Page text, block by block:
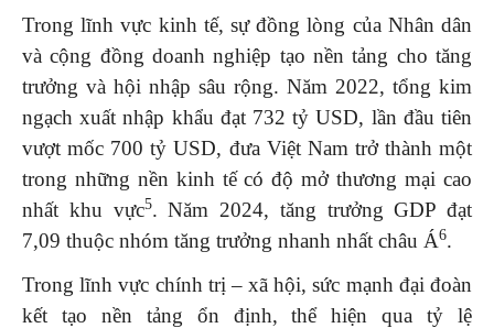
Trong lĩnh vực kinh tế, sự đồng lòng của Nhân dân
và cộng đồng doanh nghiệp tạo nền tảng cho tăng
trưởng và hội nhập sâu rộng. Năm 2022, tổng kim
ngạch xuất nhập khẩu đạt 732 tỷ USD, lần đầu tiên
vượt mốc 700 tỷ USD, đưa Việt Nam trở thành một
trong những nền kinh tế có độ mở thương mại cao
nhất khu vực5. Năm 2024, tăng trưởng GDP đạt
7,09 thuộc nhóm tăng trưởng nhanh nhất châu Á6.
Trong lĩnh vực chính trị – xã hội, sức mạnh đại đoàn
kết tạo nền tảng ổn định, thể hiện qua tỷ lệ